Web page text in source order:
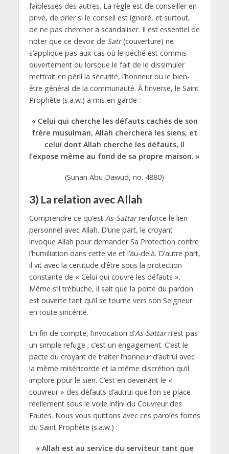
faiblesses des autres. La règle est de conseiller en
privé, de prier si le conseil est ignoré, et surtout,
de ne pas chercher à scandaliser. Il est essentiel de
noter que ce devoir de Satr(couverture) ne
s’applique pas aux cas où le péché est commis
ouvertement ou lorsque le fait de le dissimuler
mettrait en péril la sécurité, l’honneur ou le bien-
être général de la communauté. À l’inverse, le Saint
Prophète (s.a.w.) a mis en garde :
« Celui qui cherche les défauts cachés de son
frère musulman, Allah cherchera les siens, et
celui dont Allah cherche les défauts, Il
l’expose même au fond de sa propre maison. »
(Sunan Abu Dawud, no. 4880)
3) La relation avec Allah
Comprendre ce qu’est As-Sattarrenforce le lien
personnel avec Allah. D’une part, le croyant
invoque Allah pour demander Sa Protection contre
l’humiliation dans cette vie et l’au-delà. D’autre part,
il vit avec la certitude d’être sous la protection
constante de « Celui qui couvre les défauts ».
Même s’il trébuche, il sait que la porte du pardon
est ouverte tant qu’il se tourne vers son Seigneur
en toute sincérité.
En fin de compte, l’invocation d’As-Sattarn’est pas
un simple refuge ; c’est un engagement. C’est le
pacte du croyant de traiter l’honneur d’autrui avec
la même miséricorde et la même discrétion qu’il
implore pour le sien. C’est en devenant le «
couvreur » des défauts d’autrui que l’on se place
réellement sous le voile infini du Couvreur des
Fautes. Nous vous quittons avec ces paroles fortes
du Saint Prophète (s.a.w.) :
« Allah est au service du serviteur tant que